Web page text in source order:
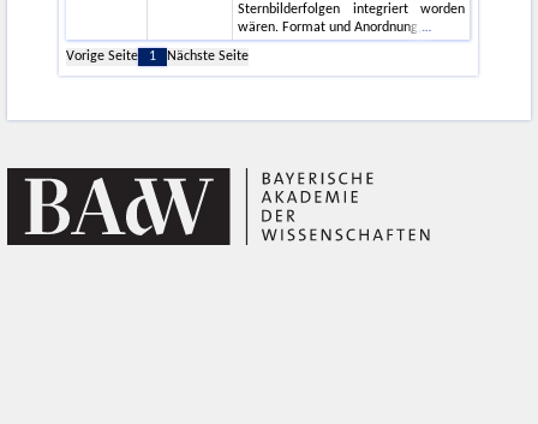
Sternbilderfolgen integriert worden
wären. Format und Anordnung,
Vorige Seite
1 Nächste Seite